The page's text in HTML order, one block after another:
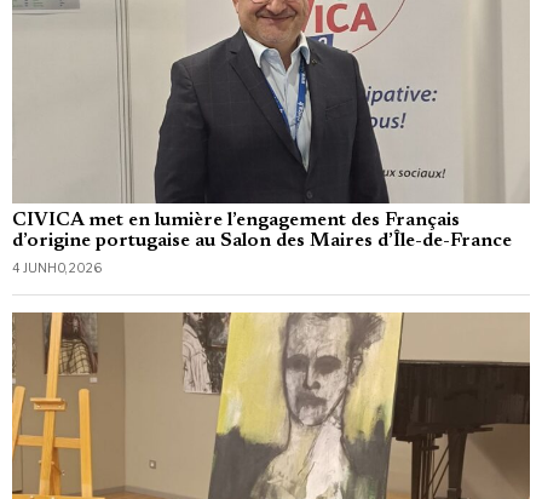
CIVICA met en lumière l’engagement des Français
d’origine portugaise au Salon des Maires d’Île-de-France
4 JUNHO, 2026